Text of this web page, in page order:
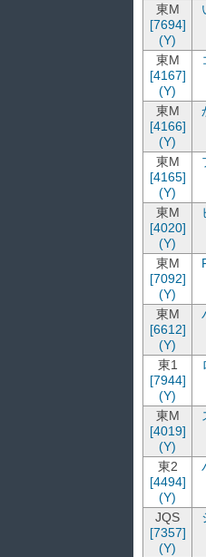
東M
[7694]
(Y)
東M
[4167]
(Y)
東M
[4166]
(Y)
東M
[4165]
(Y)
東M
[4020]
(Y)
東M
[7092]
(Y)
東M
[6612]
(Y)
東1
[7944]
(Y)
東M
[4019]
(Y)
東2
[4494]
(Y)
JQS
[7357]
(Y)